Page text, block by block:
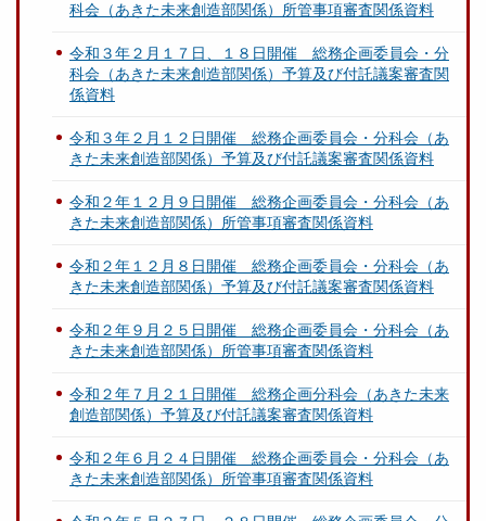
科会（あきた未来創造部関係）所管事項審査関係資料
令和３年２月１７日、１８日開催 総務企画委員会・分
科会（あきた未来創造部関係）予算及び付託議案審査関
係資料
令和３年２月１２日開催 総務企画委員会・分科会（あ
きた未来創造部関係）予算及び付託議案審査関係資料
令和２年１２月９日開催 総務企画委員会・分科会（あ
きた未来創造部関係）所管事項審査関係資料
令和２年１２月８日開催 総務企画委員会・分科会（あ
きた未来創造部関係）予算及び付託議案審査関係資料
令和２年９月２５日開催 総務企画委員会・分科会（あ
きた未来創造部関係）所管事項審査関係資料
令和２年７月２１日開催 総務企画分科会（あきた未来
創造部関係）予算及び付託議案審査関係資料
令和２年６月２４日開催 総務企画委員会・分科会（あ
きた未来創造部関係）所管事項審査関係資料